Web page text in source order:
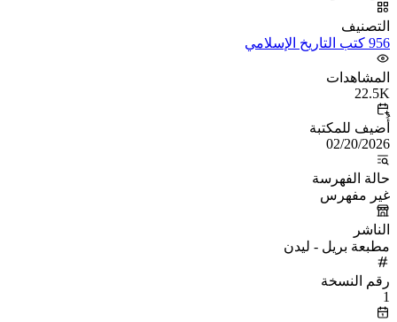
التصنيف
956 كتب التاريخ الإسلامي
المشاهدات
22.5K
أُضيف للمكتبة
02/20/2026
حالة الفهرسة
غير مفهرس
الناشر
مطبعة بريل - ليدن
رقم النسخة
1